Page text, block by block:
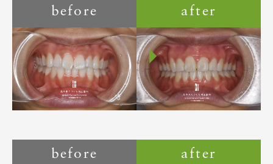
before after
before after